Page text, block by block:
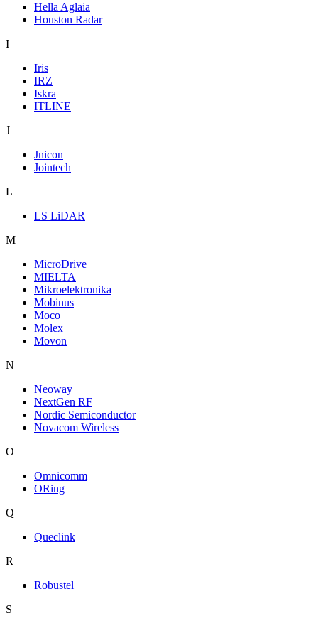
Hella Aglaia
Houston Radar
I
Iris
IRZ
Iskra
ITLINE
J
Jnicon
Jointech
L
LS LiDAR
M
MicroDrive
MIELTA
Mikroelektronika
Mobinus
Moco
Molex
Movon
N
Neoway
NextGen RF
Nordic Semiconductor
Novacom Wireless
O
Omnicomm
ORing
Q
Queclink
R
Robustel
S